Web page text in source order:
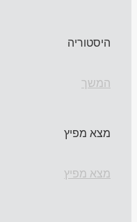
היסטוריה
המשך
מצא מפיץ
מצא מפיץ